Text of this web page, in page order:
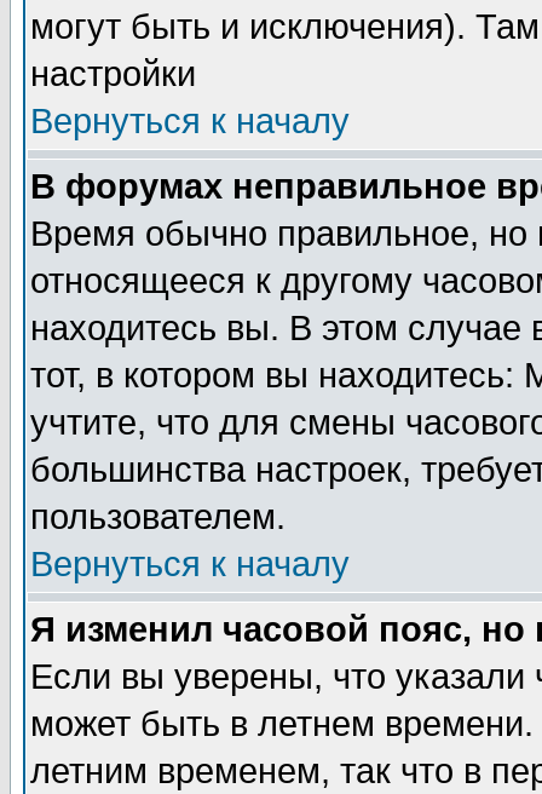
могут быть и исключения).
настройки
Вернуться к началу
В форумах неправильное
Время обычно правильное,
относящееся к другому
находитесь вы. В этом
тот, в котором вы
учтите, что для смены
большинства настроек,
пользователем.
Вернуться к началу
Я изменил часовой пояс,
Если вы уверены, что указали
может быть в летнем
летним временем, так что в